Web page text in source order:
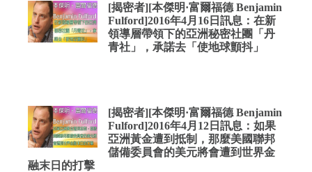
[揭密者][本傑明·富爾福德 Benjamin
Fulford]2016年4月16日訊息：在新
領導層帶領下的亞洲秘密社團「丹
青社」，承諾去「使地球顫抖」
[揭密者][本傑明·富爾福德 Benjamin
Fulford]2016年4月12日訊息：如果
亞洲黃金遭到抵制，那麼美國聯邦
儲備委員會的美元將會遭到世界金
融末日的打擊